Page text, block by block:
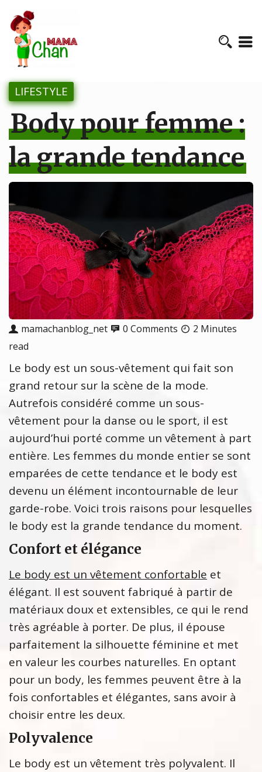
LIFESTYLE
Body pour femme :
la grande tendance
mamachanblog_net 0 Comments
2 Minutes
read
Le body est un sous-vêtement qui fait son
grand retour sur la scène de la mode.
Autrefois considéré comme un sous-
vêtement pour la danse ou le sport, il est
aujourd’hui porté comme un vêtement à part
entière. Les femmes du monde entier se sont
emparées de cette tendance et le body est
devenu un élément incontournable de leur
garde-robe. Voici trois raisons pour lesquelles
le body est la grande tendance du moment.
Confort et élégance
Le body est un vêtement confortable et
élégant. Il est souvent fabriqué à partir de
matériaux doux et extensibles, ce qui le rend
très agréable à porter. De plus, il épouse
parfaitement la silhouette féminine et met
en valeur les courbes naturelles. En optant
pour un body, les femmes peuvent être à la
fois confortables et élégantes, sans avoir à
choisir entre les deux.
Polyvalence
Le body est un vêtement très polyvalent. Il